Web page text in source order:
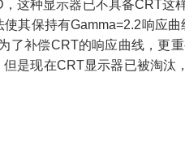
，这种显示器已不具备CRT这
使其保持有Gamma=2.2响应
了补偿CRT的响应曲线，更
但是现在CRT显示器已被淘汰